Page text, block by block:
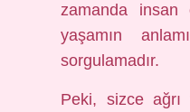
zamanda insan
yaşamın
sorgulamadır.
Peki, sizce ağrı